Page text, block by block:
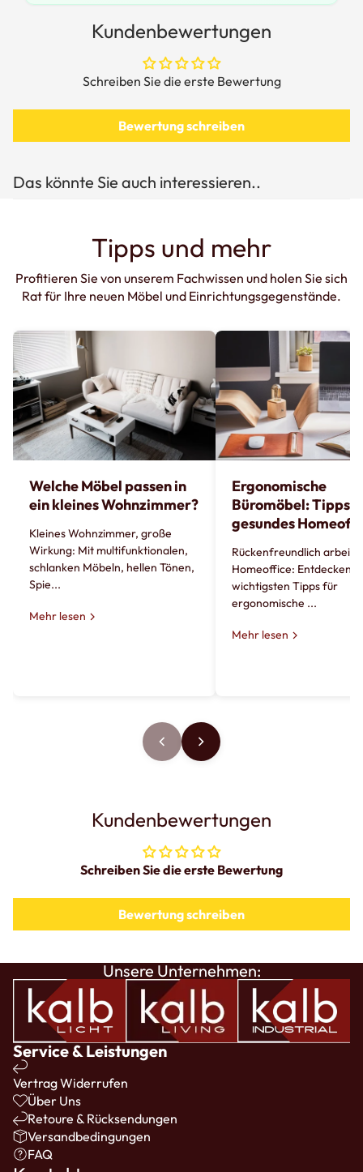
Kundenbewertungen
Schreiben Sie die erste Bewertung
Bewertung schreiben
Das könnte Sie auch interessieren..
Tipps und mehr
Profitieren Sie von unserem Fachwissen und holen Sie sich
Rat für Ihre neuen Möbel und Einrichtungsgegenstände.
Welche Möbel passen in
ein kleines Wohnzimmer?
Kleines Wohnzimmer, große
Wirkung: Mit multifunktionalen,
schlanken Möbeln, hellen Tönen,
Spie...
Mehr lesen
Ergonomische
Büromöbel: Tipps
gesundes
Rückenfreundlich
Homeoffice: Entdecken
wichtigsten Tipps für
ergonomische ...
Mehr lesen
Kundenbewertungen
Schreiben Sie die erste Bewertung
Bewertung schreiben
Unsere Unternehmen:
Service & Leistungen
Vertrag Widerrufen
Über Uns
Retoure & Rücksendungen
Versandbedingungen
FAQ